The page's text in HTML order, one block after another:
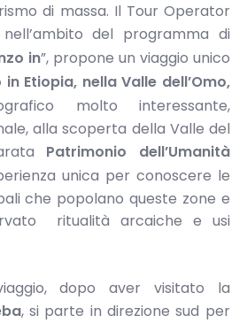
di massa. Il Tour Operator
del programma di
in”, propone un viaggio unico
in Etiopia, nella Valle dell’Omo,
molto interessante,
alla scoperta della Valle del
Patrimonio dell’Umanità
unica per conoscere le
che popolano queste zone e
ritualità arcaiche e usi
dopo aver visitato la
, si parte in direzione sud per